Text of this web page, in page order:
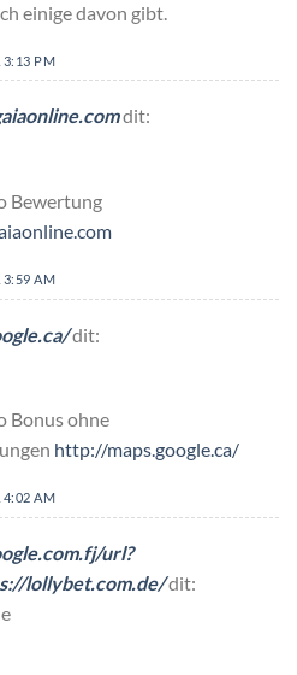
einige davon gibt.
3:13 PM
dit:
Bewertung
3:59 AM
dit:
Bonus ohne
http://maps.google.ca/
4:02 AM
url?
lollybet.com.de/dit: